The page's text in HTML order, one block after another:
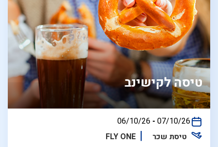
טיסה לקישינב
בין
06/10/26 - 07/10/26
טיסת שכר
FLY ONE